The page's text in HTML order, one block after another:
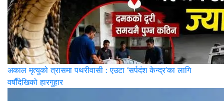
अकाल मृत्युको त्रासमा पथरीवासी : एउटा ‘सर्पदंश केन्द्र’का लागि
वर्षौंदेखिको हारगुहार